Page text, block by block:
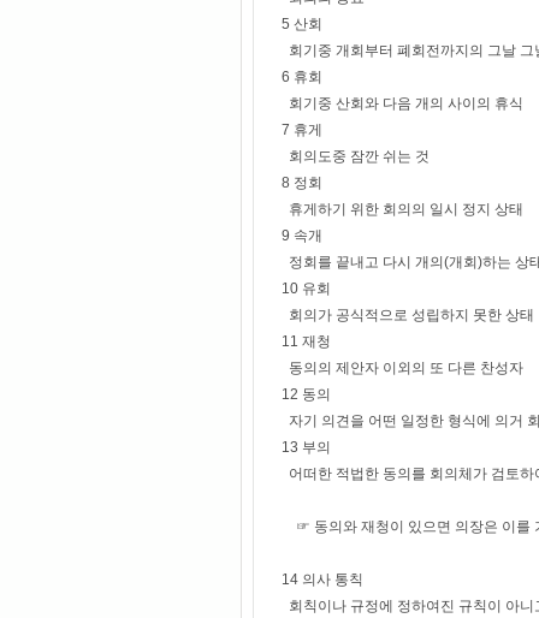
5 산회
회기중 개회부터 폐회전까지의 그날 그
6 휴회
회기중 산회와 다음 개의 사이의 휴식
7 휴게
회의도중 잠깐 쉬는 것
8 정회
휴게하기 위한 회의의 일시 정지 상태
9 속개
정회를 끝내고 다시 개의(개회)하는 상
10 유회
회의가 공식적으로 성립하지 못한 상태
11 재청
동의의 제안자 이외의 또 다른 찬성자
12 동의
자기 의견을 어떤 일정한 형식에 의거
13 부의
어떠한 적법한 동의를 회의체가 검토
☞ 동의와 재청이 있으면 의장은 이를
14 의사 통칙
회칙이나 규정에 정하여진 규칙이 아